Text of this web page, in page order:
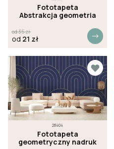
Fototapeta
Abstrakcja geometria
od35zł
od 21 zł
28404
Fototapeta
geometryczny nadruk